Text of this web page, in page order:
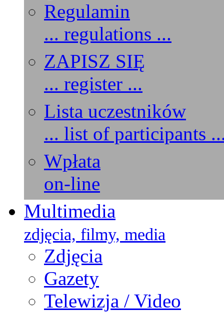
Regulamin
... regulations ...
ZAPISZ SIĘ
... register ...
Lista uczestników
... list of participants
Wpłata
on-line
Multimedia
zdjęcia, filmy, media
Zdjęcia
Gazety
Telewizja / Video